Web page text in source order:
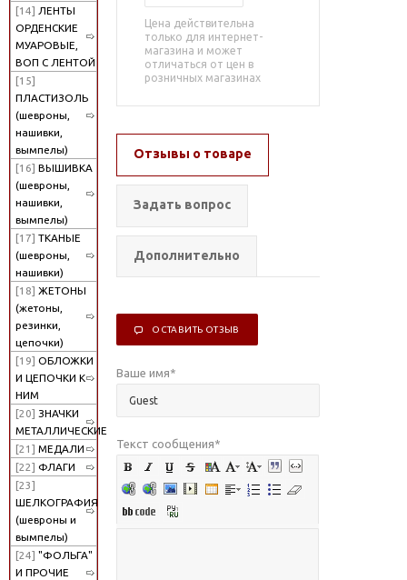
[14] ЛЕНТЫ
ОРДЕНСКИЕ
МУАРОВЫЕ,
ВОП С ЛЕНТОЙ
[15]
ПЛАСТИЗОЛЬ
(шевроны,
нашивки,
вымпелы)
[16] ВЫШИВКА
(шевроны,
нашивки,
вымпелы)
[17] ТКАНЫЕ
(шевроны,
нашивки)
[18] ЖЕТОНЫ
(жетоны,
резинки,
цепочки)
[19] ОБЛОЖКИ
И ЦЕПОЧКИ К
НИМ
[20] ЗНАЧКИ
МЕТАЛЛИЧЕСКИЕ
[21] МЕДАЛИ
[22] ФЛАГИ
[23]
ШЕЛКОГРАФИЯ
(шевроны и
вымпелы)
[24] "ФОЛЬГА"
И ПРОЧИЕ
Цена действительна
только для интернет-
магазина и может
отличаться от цен в
розничных магазинах
Отзывы о товаре
Задать вопрос
Дополнительно
ОСТАВИТЬ ОТЗЫВ
Ваше имя*
Текст сообщения*